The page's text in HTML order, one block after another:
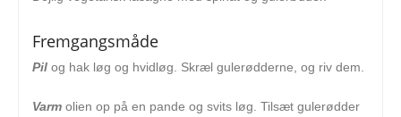
Fremgangsmåde
Pil og hak løg og hvidløg. Skræl gulerødderne, og riv dem.
Varm olien op på en pande og svits løg. Tilsæt gulerødder